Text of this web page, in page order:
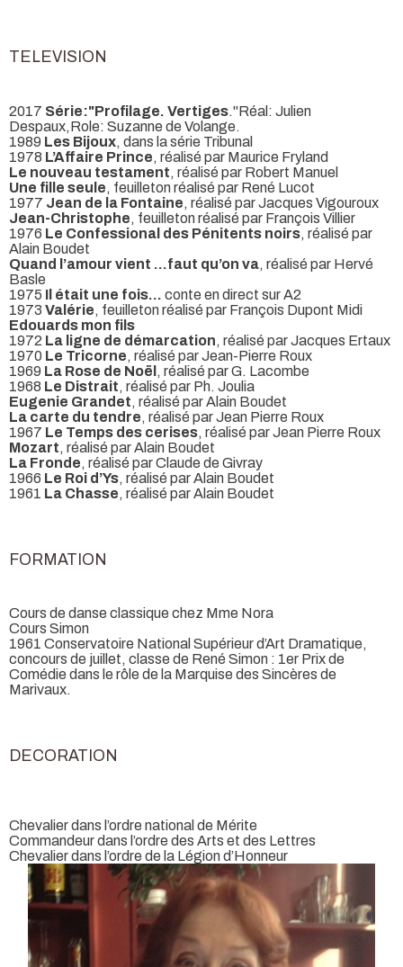
TELEVISION
2017 Série:"Profilage. Vertiges."Réal: Julien
Despaux,Role: Suzanne de Volange.
1989 Les Bijoux, dans la série Tribunal
1978 L’Affaire Prince, réalisé par Maurice Fryland
Le nouveau testament, réalisé par Robert Manuel
Une fille seule, feuilleton réalisé par René Lucot
1977 Jean de la Fontaine, réalisé par Jacques Vigouroux
Jean-Christophe, feuilleton réalisé par François Villier
1976 Le Confessional des Pénitents noirs, réalisé par
Alain Boudet
Quand l’amour vient …faut qu’on va, réalisé par Hervé
Basle
1975 Il était une fois… conte en direct sur A2
1973 Valérie, feuilleton réalisé par François Dupont Midi
Edouards mon fils
1972 La ligne de démarcation, réalisé par Jacques Ertaux
1970 Le Tricorne, réalisé par Jean-Pierre Roux
1969 La Rose de Noël , réalisé par G. Lacombe
1968 Le Distrait, réalisé par Ph. Joulia
Eugenie Grandet, réalisé par Alain Boudet
La carte du tendre, réalisé par Jean Pierre Roux
1967 Le Temps des cerises, réalisé par Jean Pierre Roux
Mozart, réalisé par Alain Boudet
La Fronde, réalisé par Claude de Givray
1966 Le Roi d’Ys, réalisé par Alain Boudet
1961 La Chasse, réalisé par Alain Boudet
FORMATION
Cours de danse classique chez Mme Nora
Cours Simon
1961 Conservatoire National Supérieur d’Art Dramatique,
concours de juillet, classe de René Simon : 1er Prix de
Comédie dans le rôle de la Marquise des Sincères de
Marivaux.
DECORATION
Chevalier dans l’ordre national de Mérite
Commandeur dans l’ordre des Arts et des Lettres
Chevalier dans l’ordre de la Légion d’Honneur